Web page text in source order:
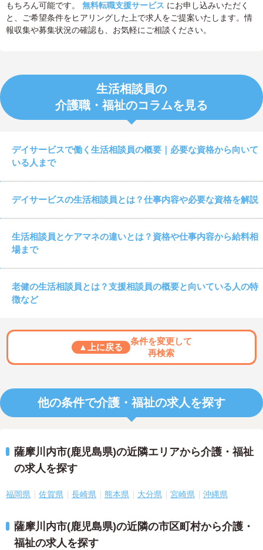
もちろん可能です。 無料転職支援サービス にお申し込みいただく
と、ご希望条件をヒアリングした上で求人をご提案いたします。情
報収集や募集状況の確認も、お気軽にご相談ください。
生活相談員の
介護職・福祉のコラムを見る
デイサービスで働く生活相談員の概要｜必要な資格から向いて
いる人まで
デイサービスの生活相談員とは？仕事内容や必要な資格を解説
生活相談員とケアマネの違いとは？資格や仕事内容から給料相
場まで
老健の生活相談員とは？支援相談員の概要と向いている人の特
徴など
▲上に戻る
条件を変更して
再検索
他の条件で介護・福祉の求人を探す
薩摩川内市(鹿児島県)の近隣エリアから介護・福祉
の求人を探す
福岡県 佐賀県 長崎県 熊本県 大分県 宮崎県 沖縄県
薩摩川内市(鹿児島県)の近隣の市区町村から介護・
福祉の求人を探す